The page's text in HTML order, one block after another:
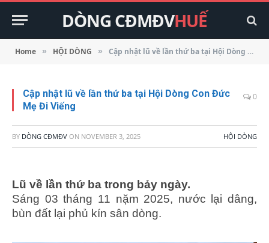
DÒNG CĐMĐVHUẾ
Home » HỘI DÒNG » Cập nhật lũ về lần thứ ba tại Hội Dòng Con Đức Mẹ Đi Viếng
Cập nhật lũ về lần thứ ba tại Hội Dòng Con Đức
Mẹ Đi Viếng
0
BY DÒNG CĐMĐV ON NOVEMBER 3, 2025 HỘI DÒNG
Lũ về lần thứ ba trong bảy ngày.
Sáng 03 tháng 11 nặm 2025, nước lại dâng,
bùn đất lại phủ kín sân dòng.